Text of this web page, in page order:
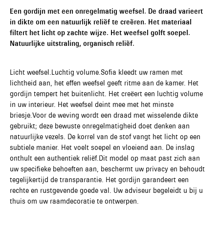
Een gordijn met een onregelmatig weefsel. De draad varieert
in dikte om een natuurlijk reliëf te creëren. Het materiaal
filtert het licht op zachte wijze. Het weefsel golft soepel.
Natuurlijke uitstraling, organisch reliëf.
Licht weefsel.Luchtig volume.Sofia kleedt uw ramen met
lichtheid aan, het effen weefsel geeft ritme aan de kamer. Het
gordijn tempert het buitenlicht. Het creëert een luchtig volume
in uw interieur. Het weefsel deint mee met het minste
briesje.Voor de weving wordt een draad met wisselende dikte
gebruikt; deze bewuste onregelmatigheid doet denken aan
natuurlijke vezels. De korrel van de stof vangt het licht op een
subtiele manier. Het voelt soepel en vloeiend aan. De inslag
onthult een authentiek reliëf.Dit model op maat past zich aan
uw specifieke behoeften aan, beschermt uw privacy en behoudt
tegelijkertijd de transparantie. Het gordijn garandeert een
rechte en rustgevende goede val. Uw adviseur begeleidt u bij u
thuis om uw raamdecoratie te ontwerpen.